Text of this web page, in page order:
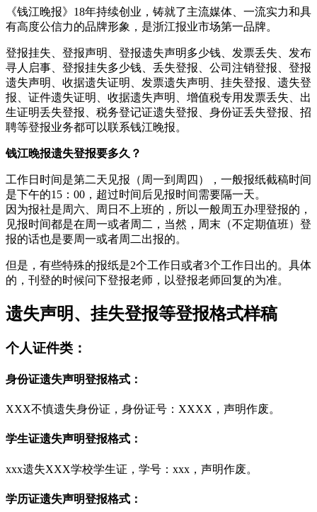
《钱江晚报》18年持续创业，铸就了主流媒体、一流实力和具
有高度公信力的品牌形象，是浙江报业市场第一品牌。
登报挂失、登报声明、登报遗失声明多少钱、发票丢失、发布
寻人启事、登报挂失多少钱、丢失登报、公司注销登报、登报
遗失声明、收据遗失证明、发票遗失声明、挂失登报、遗失登
报、证件遗失证明、收据遗失声明、增值税专用发票丢失、出
生证明丢失登报、税务登记证遗失登报、身份证丢失登报、招
聘等登报业务都可以联系钱江晚报。
钱江晚报遗失登报要多久？
工作日时间是第二天见报（周一到周四），一般报纸截稿时间
是下午的15：00，超过时间后见报时间需要隔一天。
因为报社是周六、周日不上班的，所以一般周五办理登报的，
见报时间都是在周一或者周二，当然，周末（不定期值班）登
报的话也是要周一或者周二出报的。
但是，有些特殊的报纸是2个工作日或者3个工作日出的。具体
的，刊登的时候问下登报老师，以登报老师回复的为准。
遗失声明、挂失登报等登报格式样稿
个人证件类：
身份证遗失声明登报格式：
XXX不慎遗失身份证，身份证号：XXXX，声明作废。
学生证遗失声明登报格式：
xxx遗失XXX学校学生证，学号：xxx，声明作废。
学历证遗失声明登报格式：